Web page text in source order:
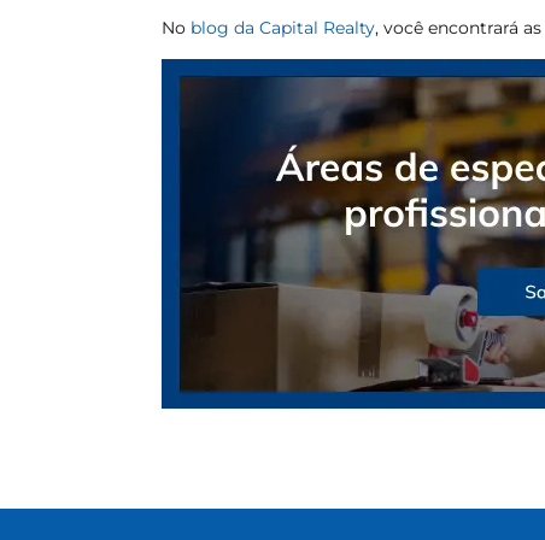
No blog da Capital Realty, você encontrará